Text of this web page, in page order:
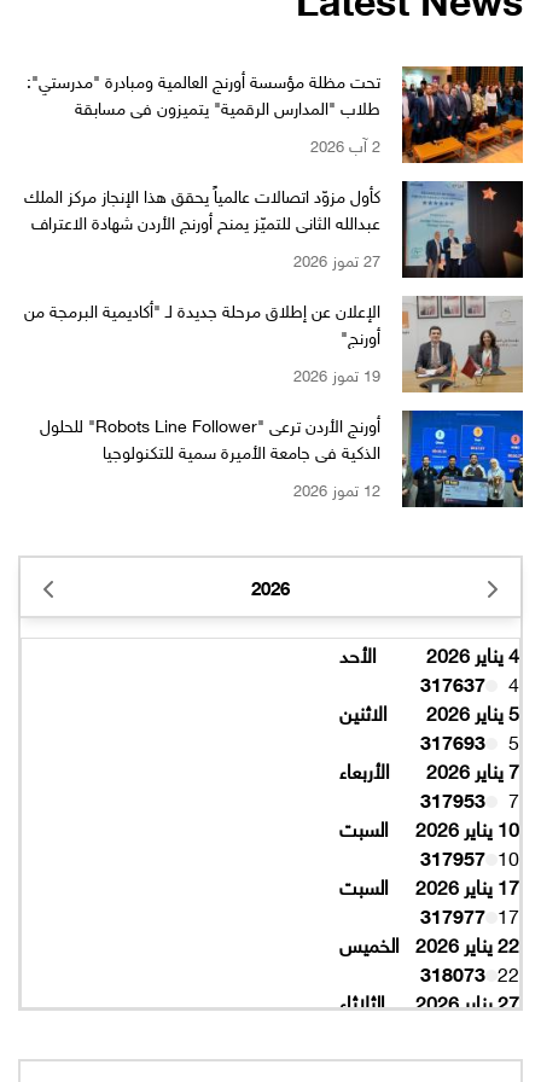
تحت مظلة مؤسسة أورنج العالمية ومبادرة "مدرستي":
طلاب "المدارس الرقمية" يتميزون في مسابقة
2 آب 2026
كأول مزوّد اتصالات عالمياً يحقق هذا الإنجاز مركز الملك
عبدالله الثاني للتميّز يمنح أورنج الأردن شهادة الاعتراف
27 تموز 2026
الإعلان عن إطلاق مرحلة جديدة لـ "أكاديمية البرمجة من
أورنج"
19 تموز 2026
أورنج الأردن ترعى "Robots Line Follower" للحلول
الذكية في جامعة الأميرة سمية للتكنولوجيا
12 تموز 2026
2026
4 يناير 2026
الأحد
4
317637
5 يناير 2026
الاثنين
5
317693
7 يناير 2026
الأربعاء
7
317953
10 يناير 2026
السبت
10
317957
17 يناير 2026
السبت
17
317977
22 يناير 2026
الخميس
22
318073
27 يناير 2026
الثلاثاء
10 فبراير 2026
الثلاثاء